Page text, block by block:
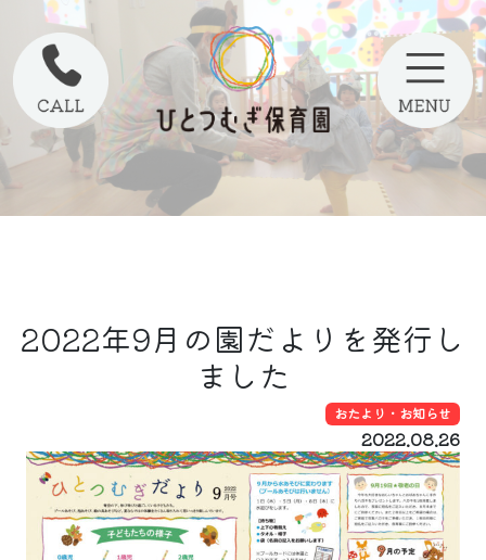
2022年9月の園だよりを発行し
ました
おたより・お知らせ
2022.08.26